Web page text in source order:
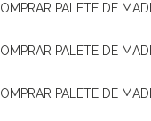
COMPRAR PALETE DE
COMPRAR PALETE DE
COMPRAR PALETE DE